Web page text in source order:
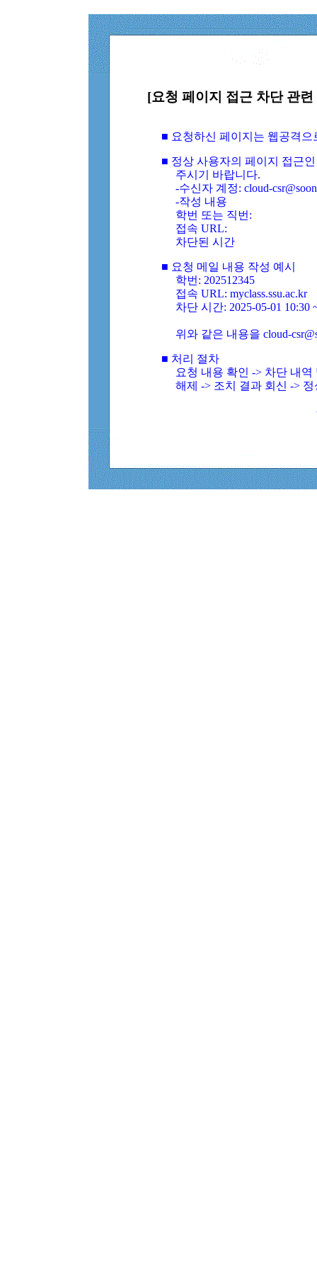
[요청 페이지 접근 차단 관
■ 요청하신 페이지는 웹공격
■ 정상 사용자의 페이지 접근
주시기 바랍니다.
-수신자 계정: cloud-
-작성 내용
학번 또는 직번:
접속 URL:
차단된 시간
■ 요청 메일 내용 작성 예시
학번: 202512345
접속 URL: myclass.ssu.ac.kr
차단 시간: 2025-05-01 10:30
위와 같은 내용을 cloud-
■ 처리 절차
요청 내용 확인 -> 차단 내
해제 -> 조치 결과 회신 ->